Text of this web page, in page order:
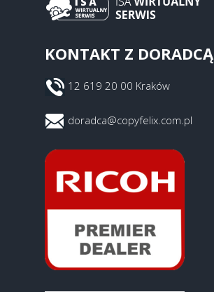
KONTAKT Z DORADCĄ
12 619 20 00 Kraków
doradca@copyfelix.com.pl